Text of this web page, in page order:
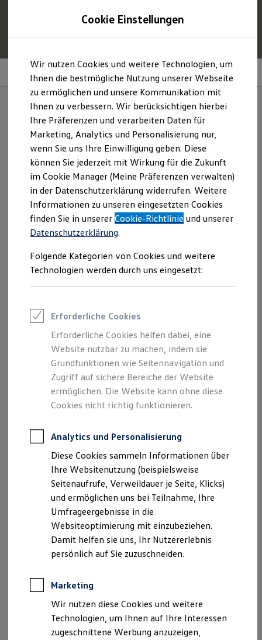
Hauptinhalt
springen
Footer
springen
Profitieren Sie von bis zu6.000 € 1
VolkswagenID. oder
Hybridmodelle.
Mehr zur E‑Auto-Förderung
Modelle und Konfigurator
Konfigurator
Modelle vergleichen
Konfiguration laden
Autosuche
Elektroautos
ENERGY Sondermodelle
Nutzfahrzeuge
SUV und CUV
Familienautos
Kombis
Kompaktwagen
Sportwagen
Schnell verfügbare Fahrzeuge
Angebote und Produkte
Aktuelle Angebote
E-Auto-Förderung
Volkswagen Marktplatz
Elektromobilität bei Gebrauchtwagen
Saisonangebote
Reifenpakete
Leasing
Leasing-Angebote
Gebrauchtwagen Leasing
Junge Gebrauchtwagen-Leasing
Elektroauto Leasing
Kleinwagen-Leasing
Autokredit mit Schlussrate
Versicherungen und Garantien
Kfz-Versicherung
Restschuldversicherungen
Garantien
Wartungsverträge
Geschäftskunden
Professional Class bei Volkswagen
Großkunden
Behörden
Direktkunden
Sonderfahrzeuge
Elektromobilität
Elektroautos
Elektrofahrzeugkonzepte
ID. EVERY1
Reichweite
Wärmepumpe
Die Wärmepumpe im
ID.
,2,3
Mit der optionalen Wärmepumpe lässt sich der Innenraum
Ihres ID. mit weniger Energie aufwärmen als mit einer
herkömmlichen Heizung. Das kann sich positiv auf die
Reichweite auswirken.
Im Vergleich zu einem Verbrenner entsteht bei einem
Elektrofahrzeug nicht genug Abwärme durch die
Antriebskomponenten, um damit den Innenraum
ausreichend zu heizen. Die Lösung: Ein
Wärmepumpensystem verdichtet Kältemittel unter hohem
Druck. Die dabei entstehende Wärme wird genutzt, um
durchströmende Kaltluft zu erhitzen. So wird weniger
Energie aus der Batterie für die Hochvoltheizung genutzt
und es kann sich einReichweitenvorteil
Elektrofahrzeugen ohne Wärmepumpe ergeben.
In der Wärmepumpe kommt das in der Natur
Alternative zu den herkömmlich verwendeten fluorierten
Kältemitteln. Damit kann Ihr ID. auch bei kalten
Außentemperaturen energieeffizient geheizt werden.
Cookie Einstellungen
Wir nutzen Cookies und weitere Technologien, um
Ihnen die bestmögliche Nutzung unserer Webseite
zu ermöglichen und unsere Kommunikation mit
Ihnen zu verbessern. Wir berücksichtigen hierbei
Ihre Präferenzen und verarbeiten Daten für
Marketing, Analytics und Personalisierung nur,
wenn Sie uns Ihre Einwilligung geben. Diese
können Sie jederzeit mit Wirkung für die Zukunft
im Cookie Manager (Meine Präferenzen verwalten)
in der Datenschutzerklärung widerrufen. Weitere
Informationen zu unseren eingesetzten Cookies
finden Sie in unsererCookie-Richtlinie und unserer
Datenschutzerklärung.
Folgende Kategorien von Cookies und weitere
Technologien werden durch uns eingesetzt:
Erforderliche Cookies
Erforderliche Cookies helfen dabei, eine
Website nutzbar zu machen, indem sie
Grundfunktionen wie Seitennavigation und
Zugriff auf sichere Bereiche der Website
ermöglichen. Die Website kann ohne diese
Cookies nicht richtig funktionieren.
Analytics und Personalisierung
Diese Cookies sammeln Informationen über
Ihre Websitenutzung (beispielsweise
Seitenaufrufe, Verweildauer je Seite, Klicks)
und ermöglichen uns bei Teilnahme, Ihre
Umfrageergebnisse in die
Websiteoptimierung mit einzubeziehen.
Damit helfen sie uns, Ihr Nutzererlebnis
persönlich auf Sie zuzuschneiden.
Marketing
Wir nutzen diese Cookies und weitere
Technologien, um Ihnen auf Ihre Interessen
zugeschnittene Werbung anzuzeigen,